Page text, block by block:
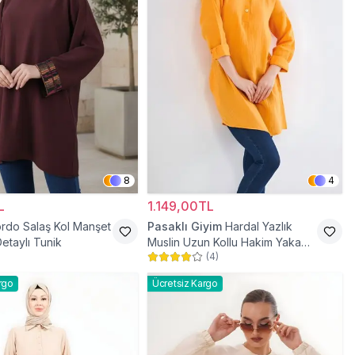
8
Salaş Kol Manşet
Tunik
4
1.149,00TL
Pasaklı Giyim Hardal Yazlık
Muslin Uzun Kollu Hakim Yaka
Cepli Tesettür Tunik
(4)
Ücretsiz Kargo